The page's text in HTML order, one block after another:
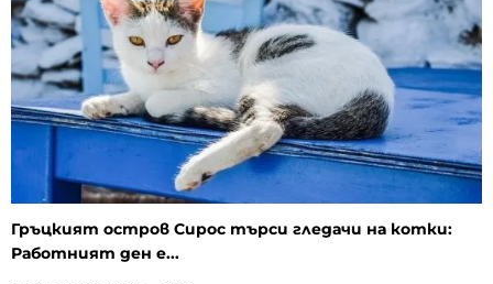
Гръцкият остров Сирос търси гледачи на котки:
Работният ден е...